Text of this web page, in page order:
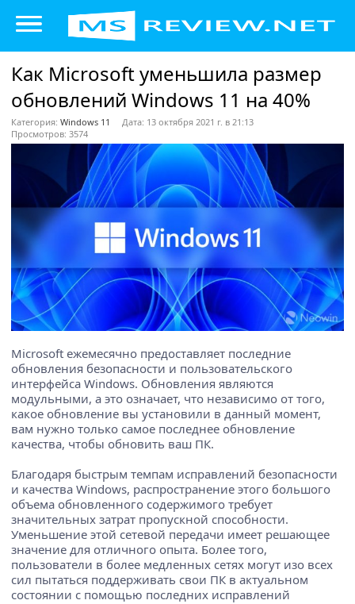
Как Microsoft уменьшила размер
обновлений Windows 11 на 40%
Категория: Windows 11
Дата: 13 октября 2021 г. в 21:13
Просмотров: 3574
Microsoft ежемесячно предоставляет последние
обновления безопасности и пользовательского
интерфейса Windows. Обновления являются
модульными, а это означает, что независимо от того,
какое обновление вы установили в данный момент,
вам нужно только самое последнее обновление
качества, чтобы обновить ваш ПК.
Благодаря быстрым темпам исправлений безопасности
и качества Windows, распространение этого большого
объема обновленного содержимого требует
значительных затрат пропускной способности.
Уменьшение этой сетевой передачи имеет решающее
значение для отличного опыта. Более того,
пользователи в более медленных сетях могут изо всех
сил пытаться поддерживать свои ПК в актуальном
состоянии с помощью последних исправлений